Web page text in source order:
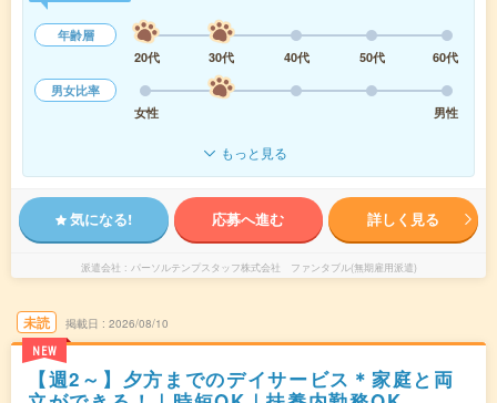
年齢層
20代
30代 40代 50代
60代
男女比率
女性
男性
もっと見る
気になる! 応募へ進む 詳しく見る
派遣会社 パーソルテンプスタッフ株式会社 ファンタブル(無期雇用派遣)
未読
NEW
掲載日 2026/08/10
【週2～】夕方までのデイサービス＊家庭と両